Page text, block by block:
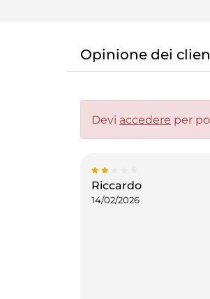
Opinione dei
Devi accedere per
Riccardo
14/02/2026